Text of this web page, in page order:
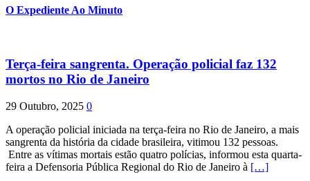
O Expediente Ao Minuto
Terça-feira sangrenta. Operação policial faz 132
mortos no Rio de Janeiro
29 Outubro, 2025 0
A operação policial iniciada na terça-feira no Rio de Janeiro, a mais
sangrenta da história da cidade brasileira, vitimou 132 pessoas.
Entre as vítimas mortais estão quatro polícias, informou esta quarta-
feira a Defensoria Pública Regional do Rio de Janeiro à […]